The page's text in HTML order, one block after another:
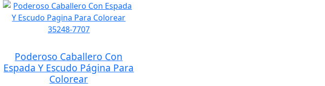
Poderoso Caballero Con
Espada Y Escudo Página Para
Colorear